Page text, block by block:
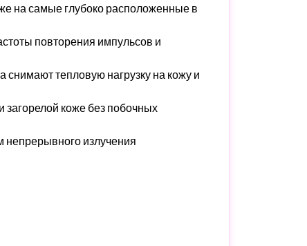
на самые глубоко расположенные в
повторения импульсов и
снимают тепловую нагрузку на кожу и
коже без побочных
излучения